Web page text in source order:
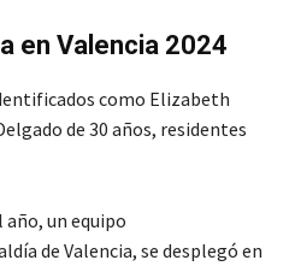
en Valencia 2024
como Elizabeth
de 30 años, residentes
un equipo
de Valencia, se desplegó en